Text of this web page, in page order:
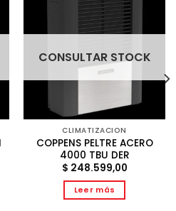
CONSULTAR STOCK
CLIMATIZACION
COPPENS PELTRE ACERO
4000 TBU DER
$ 248.599,00
Leer más